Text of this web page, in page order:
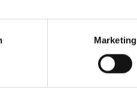
Marketing
für Ihr